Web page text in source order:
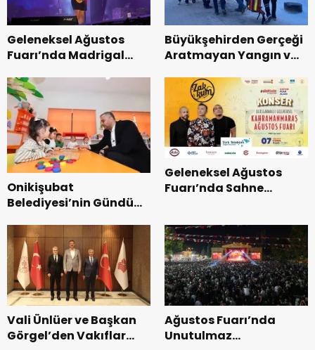
Geleneksel Ağustos
Fuarı’nda Madrigal
Büyükşehirden Gerçeği
Aratmayan Yangın ve
Onikişubat
Belediyesi’nin Gündüz
dönemin ön kayıtları
başladı.
Geleneksel Ağustos
Fuarı’nda Sahne
Vali Ünlüer ve Başkan
Görgel’den Vakıflar
Ağustos Fuarı’nda
Unutulmaz